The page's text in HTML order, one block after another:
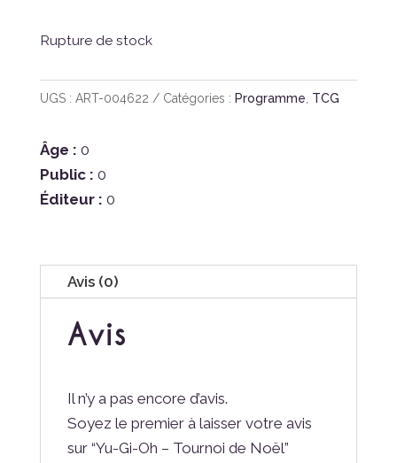
Rupture de stock
UGS : ART-004622 Catégories : Programme TCG
Âge : 0
Public : 0
Éditeur : 0
Avis (0)
Avis
Il n’y a pas encore d’avis.
Soyez le premier à laisser votre avis
sur “Yu-Gi-Oh – Tournoi de Noël”